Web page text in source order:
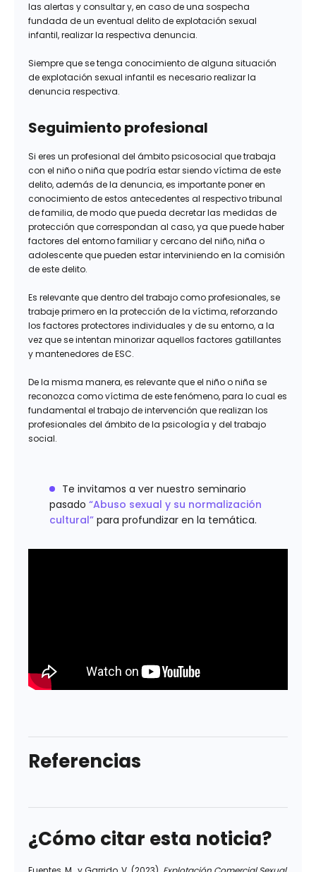
las alertas y consultar y, en caso de una sospecha
fundada de un eventual delito de explotación sexual
infantil, realizar la respectiva denuncia.
Siempre que se tenga conocimiento de alguna situación
de explotación sexual infantil es necesario realizar la
denuncia respectiva.
Seguimiento profesional
Si eres un profesional del ámbito psicosocial que trabaja
con el niño o niña que podría estar siendo víctima de este
delito, además de la denuncia, es importante poner en
conocimiento de estos antecedentes al respectivo tribunal
de familia, de modo que pueda decretar las medidas de
protección que correspondan al caso, ya que puede haber
factores del entorno familiar y cercano del niño, niña o
adolescente que pueden estar interviniendo en la comisión
de este delito.
Es relevante que dentro del trabajo como profesionales, se
trabaje primero en la protección de la víctima, reforzando
los factores protectores individuales y de su entorno, a la
vez que se intentan minorizar aquellos factores gatillantes
y mantenedores de ESC.
De la misma manera, es relevante que el niño o niña se
reconozca como víctima de este fenómeno, para lo cual es
fundamental el trabajo de intervención que realizan los
profesionales del ámbito de la psicología y del trabajo
social.
Te invitamos a ver nuestro seminario
pasado “Abuso sexual y su normalización
cultural” para profundizar en la temática.
Referencias
¿Cómo citar esta noticia?